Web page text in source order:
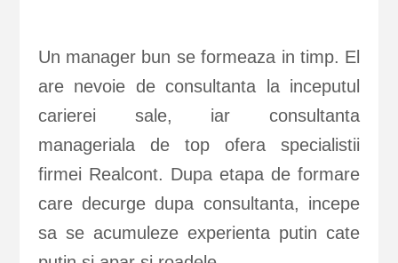
Un manager bun se formeaza in timp. El
are nevoie de consultanta la inceputul
carierei sale, iar consultanta
manageriala de top ofera specialistii
firmei Realcont. Dupa etapa de formare
care decurge dupa consultanta, incepe
sa se acumuleze experienta putin cate